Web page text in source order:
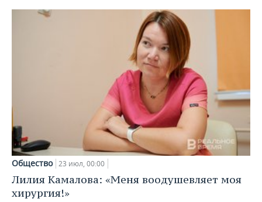
Общество 23 июл, 00:00
Лилия Камалова: «Меня воодушевляет моя
хирургия!»